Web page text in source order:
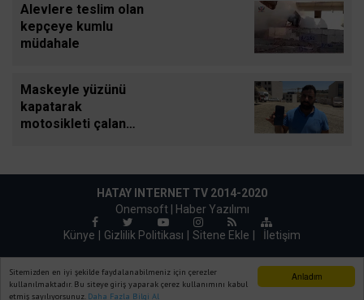
Anladım
Sitemizden en iyi şekilde faydalanabilmeniz için çerezler
kullanılmaktadır. Bu siteye giriş yaparak çerez kullanımını kabul
etmiş sayılıyorsunuz. Daha Fazla Bilgi Al
Alevlere teslim olan
kepçeye kumlu
müdahale
Maskeyle yüzünü
kapatarak
motosikleti çalan
kaçamadı
HATAY INTERNET TV 2014-2020
Onemsoft |
Haber Yazılımı
Künye
Gizlilik Politikası Sitene Ekle İletişim